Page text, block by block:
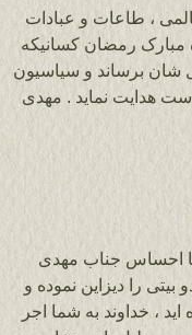
، طاعات و عبادات
مبارک رمضان کسانیکه
شان برساند و سیاسیون
هدایت نماید . مهدی
احساس جناب مهدی
را دیزاین نموده و
اید ، خداوند به شما اجر